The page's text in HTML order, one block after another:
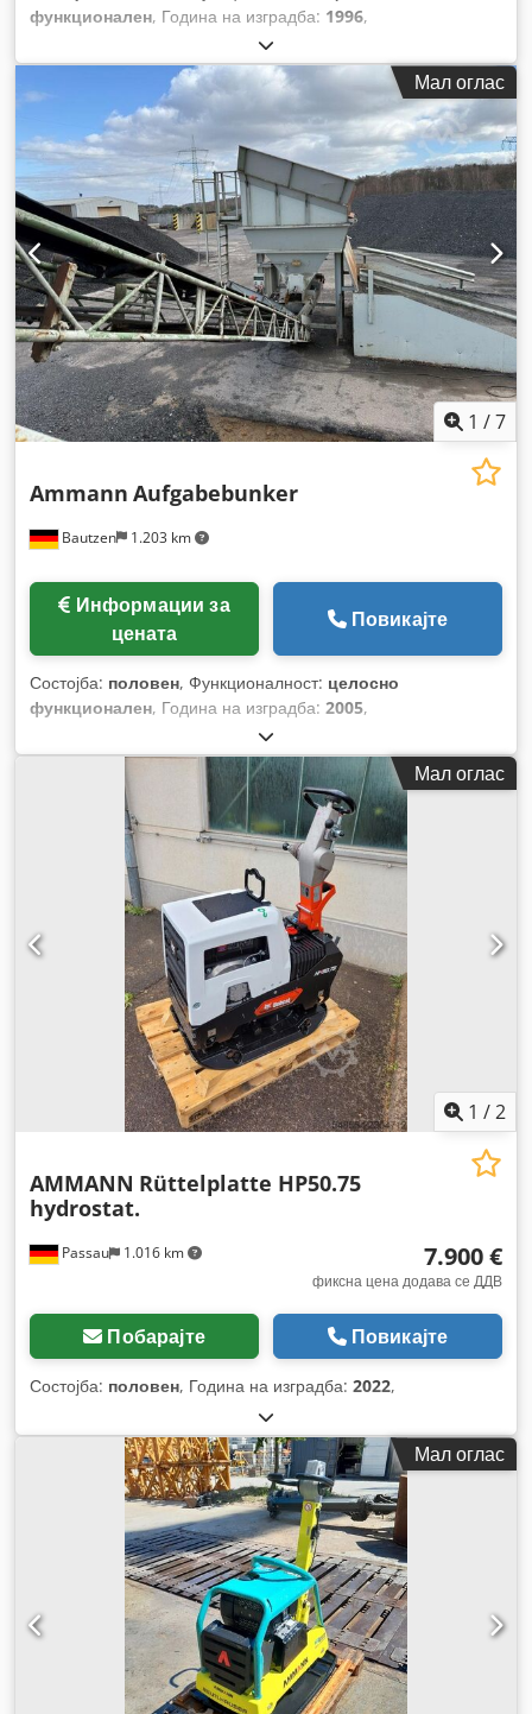
функционален, Година на изградба: 1996,
Мал оглас
1 /7
Bautzen 1.203 km
Ammann Aufgabebunker
цената
Повикајте
Состојба: половен, Функционалност: целосно
функционален, Година на изградба: 2005,
Мал оглас
1 /2
Passau 1.016 km
AMMANN Rüttelplatte HP50.75
hydrostat.
7.900 €
фиксна цена додава се ДДВ
Побарајте Повикајте
Состојба: половен, Година на изградба: 2022,
Мал оглас